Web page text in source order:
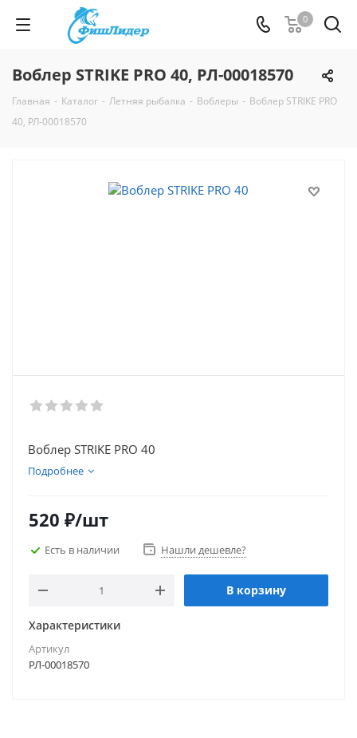
0
Воблер STRIKE PRO 40, РЛ-00018570
Главная - Каталог - Летняя рыбалка - Воблеры - Воблер STRIKE PRO
40, РЛ-00018570
Воблер STRIKE PRO 40
Подробнее
520 ₽/шт
Есть в наличии Нашли дешевле?
В корзину
Характеристики
Артикул
РЛ-00018570